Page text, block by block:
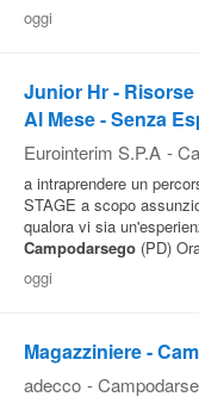
oggi
Junior Hr - Risorse
Al Mese - Senza
Eurointerim S.P.A -
a intraprendere un
STAGE a scopo
qualora vi sia
Campodarsego (PD)
oggi
Magazziniere -
adecco -